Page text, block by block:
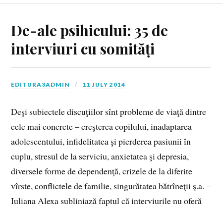
De-ale psihicului: 35 de
interviuri cu somități
EDITURA3ADMIN 11 JULY 2014
Deşi subiectele discuţiilor sînt probleme de viaţă dintre
cele mai concrete – creşterea copilului, inadaptarea
adolescentului, infidelitatea şi pierderea pasiunii în
cuplu, stresul de la serviciu, anxietatea şi depresia,
diversele forme de dependenţă, crizele de la diferite
vîrste, conflictele de familie, singurătatea bătrîneţii ş.a. –
Iuliana Alexa subliniază faptul că interviurile nu oferă